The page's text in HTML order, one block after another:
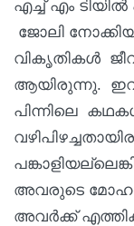
എച്ച് എം
ജോലി
വികൃതികൾ
ആയിരുന്നു.
പിന്നിലെ
അവരുടെ
അവർക്ക്